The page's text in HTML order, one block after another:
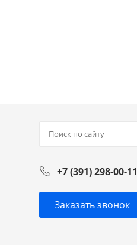
+7 (391) 298-00-11
Заказать звонок